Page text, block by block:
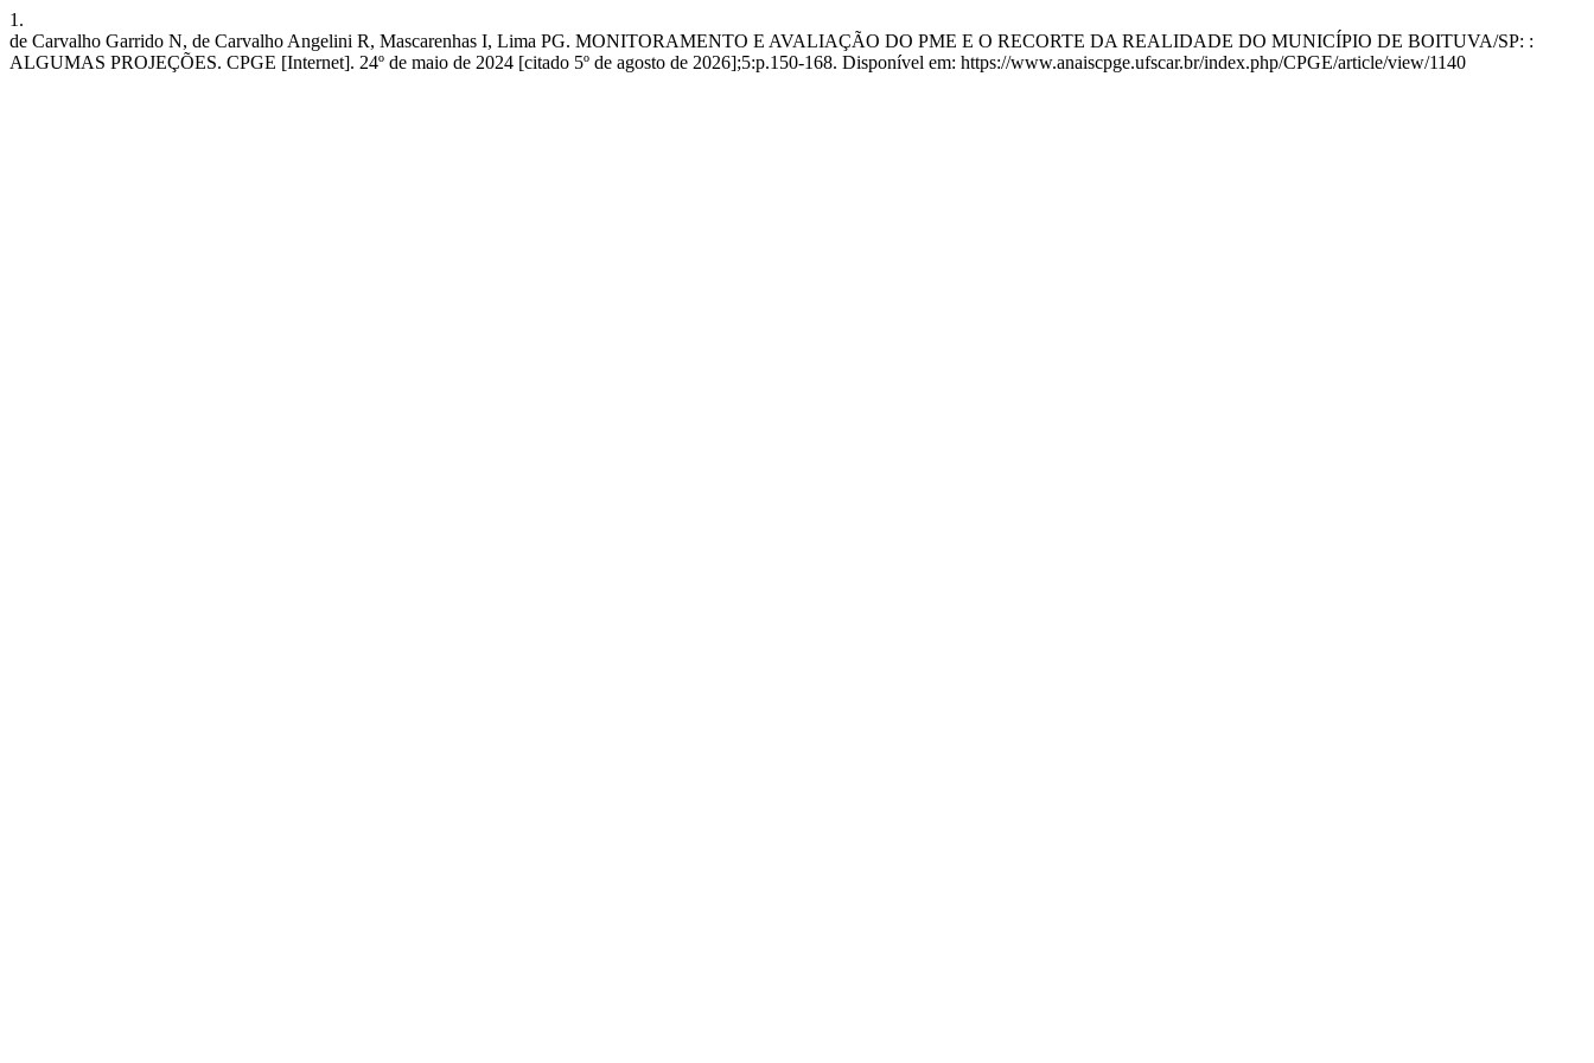
1.
de Carvalho Garrido N, de Carvalho Angelini R, Mascarenhas I, Lima PG. MONITORAMENTO E AVALIAÇÃO DO PME E O RECORTE DA REALIDADE DO MUNICÍPIO DE BOITUVA/SP: :
ALGUMAS PROJEÇÕES. CPGE [Internet]. 24º de maio de 2024 [citado 5º de agosto de 2026];5:p.150-168. Disponível em: https://www.anaiscpge.ufscar.br/index.php/CPGE/article/view/1140